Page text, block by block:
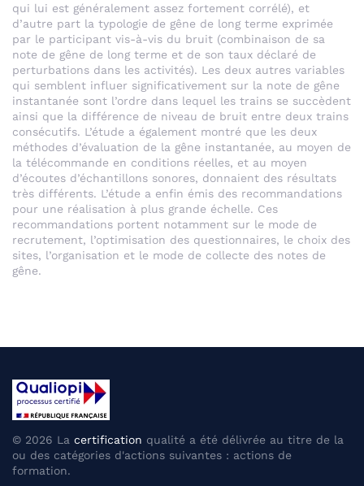
qui lui est généralement assez fortement corrélé), et
d’autre part la typologie de gêne de long terme exprimée
par le participant vis-à-vis du bruit (combinaison de sa
note de gêne de long terme et de son taux déclaré de
perturbations dans les activités). Les deux autres variables
qui semblent influer significativement sur la note de gêne
instantanée sont l’ordre dans lequel les trains se succèdent
ainsi que la différence de niveau de bruit entre deux trains
consécutifs. L’étude a également montré que les deux
méthodes d’évaluation de la gêne instantanée, au moyen de
la télécommande en conditions réelles, et au moyen
d’écoutes d’échantillons sonores, donnaient des résultats
très différents. L’étude a enfin émis des recommandations
pour une réalisation à plus grande échelle. Ces
recommandations portent notamment sur le mode de
recrutement, l’optimisation des questionnaires, le choix des
sites, l’organisation et le mode de collecte des notes de
gêne.
© 2026 La certification qualité a été délivrée au titre de la
ou des catégories d'actions suivantes : actions de
formation.